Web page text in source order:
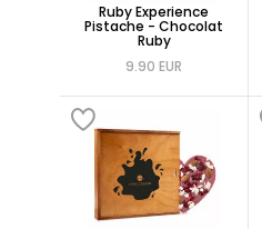
Ruby Experience
Pistache - Chocolat
Ruby
9.90 EUR